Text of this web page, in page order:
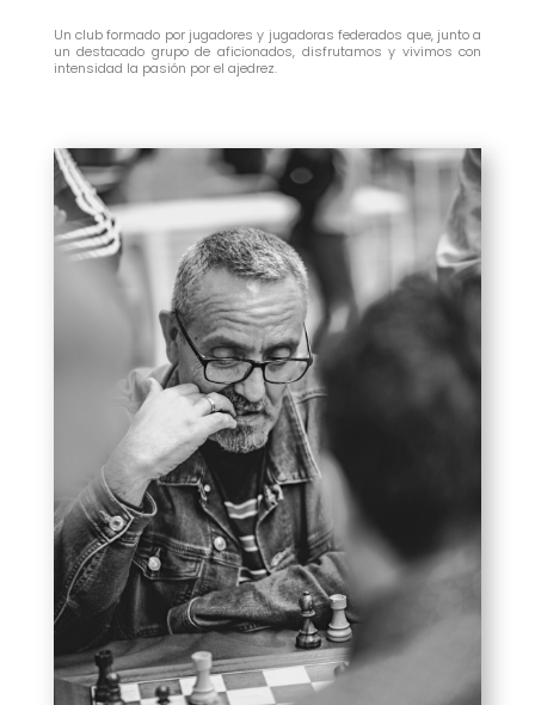
Un club formado por jugadores y jugadoras federados que, junto a
un destacado grupo de aficionados, disfrutamos y vivimos con
intensidad la pasión por el ajedrez.